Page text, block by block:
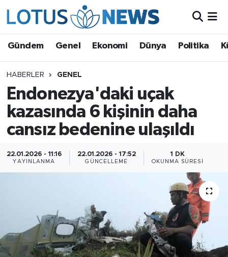
Gündem Genel Ekonomi Dünya Politika
HABERLER GENEL
Endonezya'daki uçak
kazasında 6 kişinin daha
cansız bedenine ulaşıldı
22.01.2026 - 11:16
YAYINLANMA
22.01.2026 - 17:52
GÜNCELLEME
1 DK
OKUNMA SÜRESI
Ekonomi
Dünya
Politika
Çin Fuarları
Gündem